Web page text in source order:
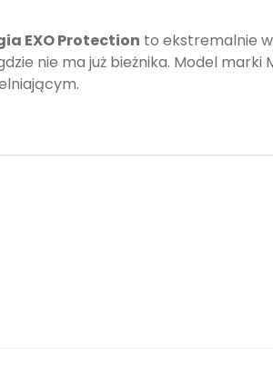
EXO Protection to ekstremalnie
nie ma już bieżnika. Model marki